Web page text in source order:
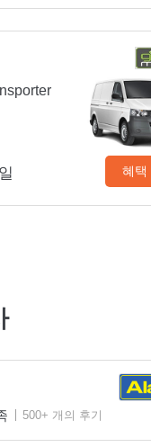
혜택
500+ 개의 후기